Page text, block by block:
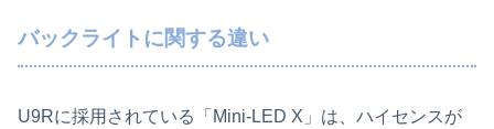
バックライトに関する違い
U9Rに採用されている「Mini-LED X」は、ハイセンスが